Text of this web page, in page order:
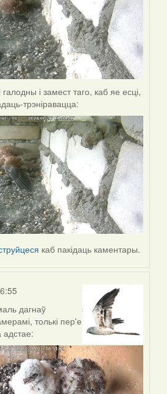
і замест таго, каб яе есці,
трэніравацца:
каб пакідаць каментары.
дагнаў
толькі пер'е
адстае: